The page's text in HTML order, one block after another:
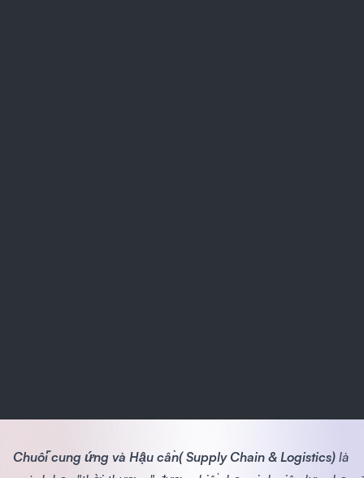
Chuỗi cung ứng và Hậu cần( Supply Chain & Logistics) là